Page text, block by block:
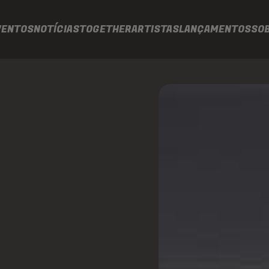
NOTÍCIASTOGETHERARTISTASLANÇAMENTOS